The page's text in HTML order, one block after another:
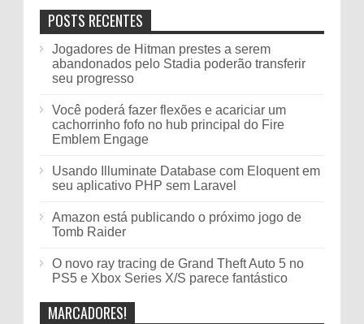
POSTS RECENTES
Jogadores de Hitman prestes a serem
abandonados pelo Stadia poderão transferir
seu progresso
Você poderá fazer flexões e acariciar um
cachorrinho fofo no hub principal do Fire
Emblem Engage
Usando Illuminate Database com Eloquent em
seu aplicativo PHP sem Laravel
Amazon está publicando o próximo jogo de
Tomb Raider
O novo ray tracing de Grand Theft Auto 5 no
PS5 e Xbox Series X/S parece fantástico
MARCADORES!